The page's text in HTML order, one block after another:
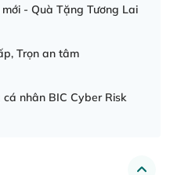
- Quà Tặng Tương Lai
Trọn an tâm
nhân BIC Cyber Risk